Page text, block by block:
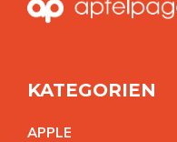
KATEGORIEN
APPLE